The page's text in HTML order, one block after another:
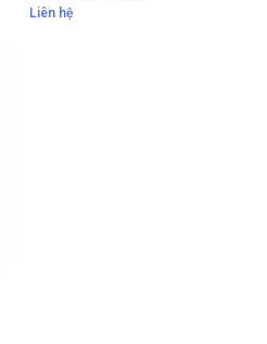
Liên hệ